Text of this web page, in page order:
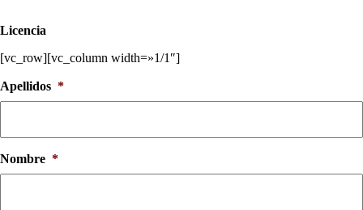
Licencia
[vc_row][vc_column width=»1/1″]
Apellidos *
Nombre *